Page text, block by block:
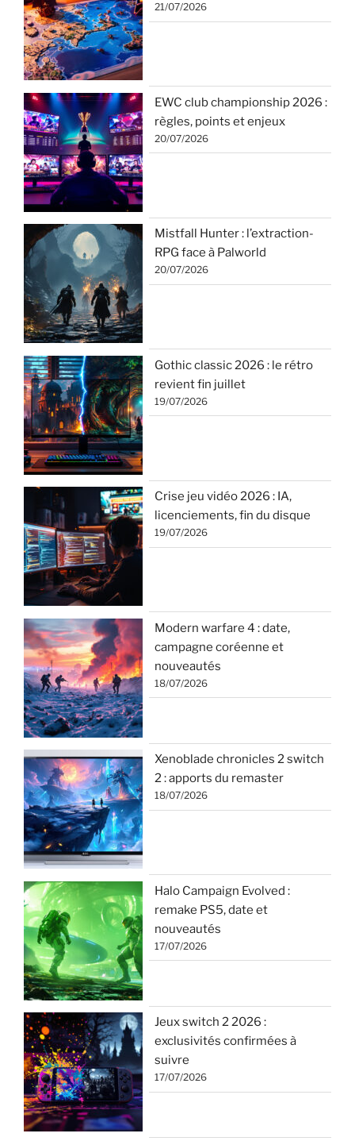
21/07/2026
EWC club championship 2026 :
règles, points et enjeux
20/07/2026
Mistfall Hunter : l’extraction-
RPG face à Palworld
20/07/2026
Gothic classic 2026 : le rétro
revient fin juillet
19/07/2026
Crise jeu vidéo 2026 : IA,
licenciements, fin du disque
19/07/2026
Modern warfare 4 : date,
campagne coréenne et
nouveautés
18/07/2026
Xenoblade chronicles 2 switch
2 : apports du remaster
18/07/2026
Halo Campaign Evolved :
remake PS5, date et
nouveautés
17/07/2026
Jeux switch 2 2026 :
exclusivités confirmées à
suivre
17/07/2026